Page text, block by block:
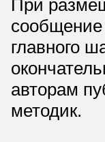
При
сообщение
главного
авторам
методик.